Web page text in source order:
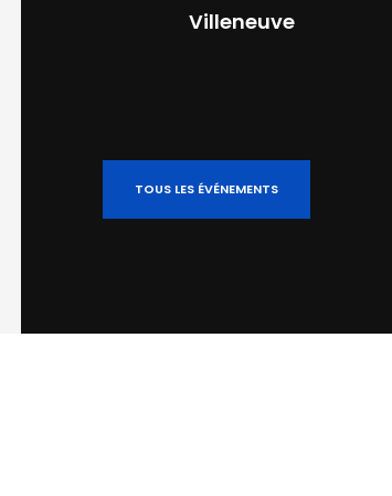
Villeneuve
TOUS LES ÉVÉNEMENTS